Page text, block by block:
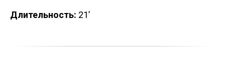
Длительность: 21’